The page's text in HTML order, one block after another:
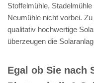
Stoffelmühle,
Neumühle nicht vorbei.
qualitativ hochwertige
überzeugen die
Egal ob Sie nach